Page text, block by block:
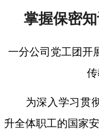
掌握保密
一分公司党工团开
为深入学习贯
升全体职工的国家